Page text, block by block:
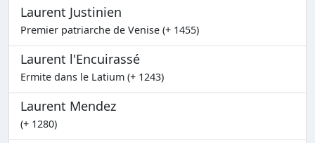
Laurent Justinien
Premier patriarche de Venise (+ 1455)
Laurent l'Encuirassé
Ermite dans le Latium (+ 1243)
Laurent Mendez
(+ 1280)